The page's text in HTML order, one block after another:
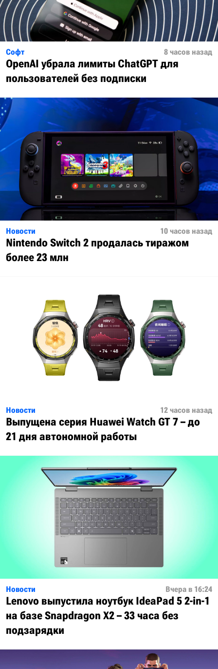
Софт 8 часов назад
OpenAI убрала лимиты ChatGPT для
пользователей без подписки
Новости 10 часов назад
Nintendo Switch 2 продалась тиражом
более 23 млн
Новости 12 часов назад
Выпущена серия Huawei Watch GT 7 – до
21 дня автономной работы
Новости Вчера в 16:24
Lenovo выпустила ноутбук IdeaPad 5 2-in-1
на базе Snapdragon X2 – 33 часа без
подзарядки